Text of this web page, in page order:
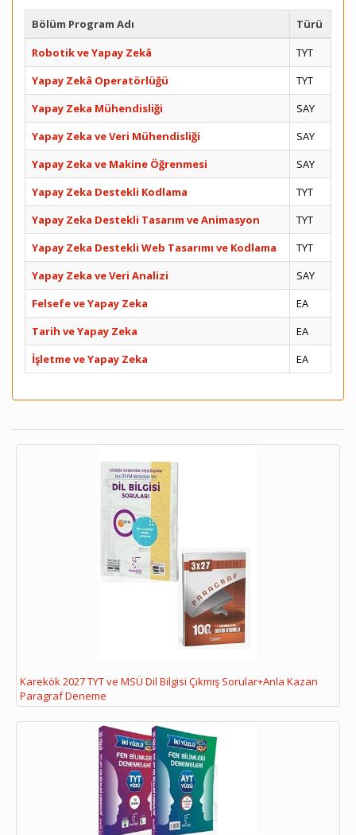
Bölüm Program Adı
Türü
Robotik ve Yapay Zekâ
TYT
Yapay Zekâ Operatörlüğü
TYT
Yapay Zeka Mühendisliği
SAY
Yapay Zeka ve Veri Mühendisliği
SAY
Yapay Zeka ve Makine Öğrenmesi
SAY
Yapay Zeka Destekli Kodlama
TYT
Yapay Zeka Destekli Tasarım ve Animasyon
TYT
Yapay Zeka Destekli Web Tasarımı ve Kodlama
TYT
Yapay Zeka ve Veri Analizi
SAY
Felsefe ve Yapay Zeka
EA
Tarih ve Yapay Zeka
EA
İşletme ve Yapay Zeka
EA
Karekök 2027 TYT ve MSÜ Dil Bilgisi Çıkmış Sorular+Anla Kazan
Paragraf Deneme